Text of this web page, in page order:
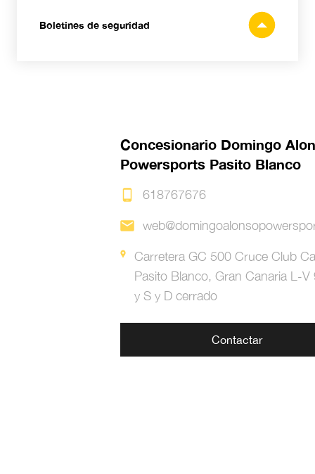
Boletines de seguridad
Concesionario Domingo
Powersports Pasito Blanco
618767676
Carretera GC 500 Cruce Club
Pasito Blanco, Gran Canaria L-
y S y D cerrado
Contactar